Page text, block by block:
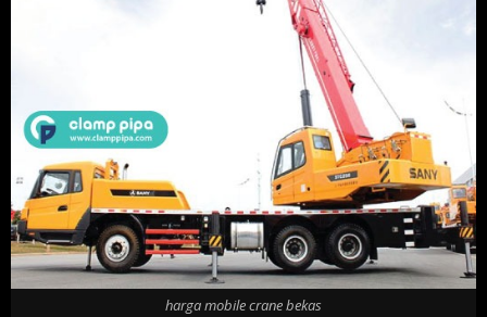
harga mobile crane bekas